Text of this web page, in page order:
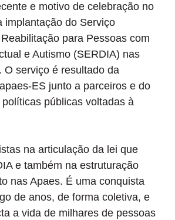
e motivo de celebração no
implantação do Serviço
para Pessoas com
e Autismo (SERDIA) nas
O serviço é resultado da
ES junto a parceiros e do
públicas voltadas à
na articulação da lei que
e também na estruturação
nas Apaes. É uma conquista
de anos, de forma coletiva, e
a vida de milhares de pessoas